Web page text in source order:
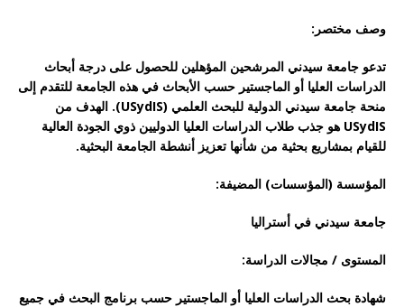
وصف مختصر:
تدعو جامعة سيدني المرشحين المؤهلين للحصول على درجة أبحاث
الدراسات العليا أو الماجستير حسب الأبحاث في هذه الجامعة للتقدم إلى
منحة جامعة سيدني الدولية للبحث العلمي (USydIS). الهدف من
USydIS هو جذب طلاب الدراسات العليا الدوليين ذوي الجودة العالية
للقيام بمشاريع بحثية من شأنها تعزيز أنشطة الجامعة البحثية.
المؤسسة (المؤسسات) المضيفة:
جامعة سيدني في أستراليا
المستوى / مجالات الدراسة:
شهادة بحث الدراسات العليا أو الماجستير حسب برنامج البحث في جميع